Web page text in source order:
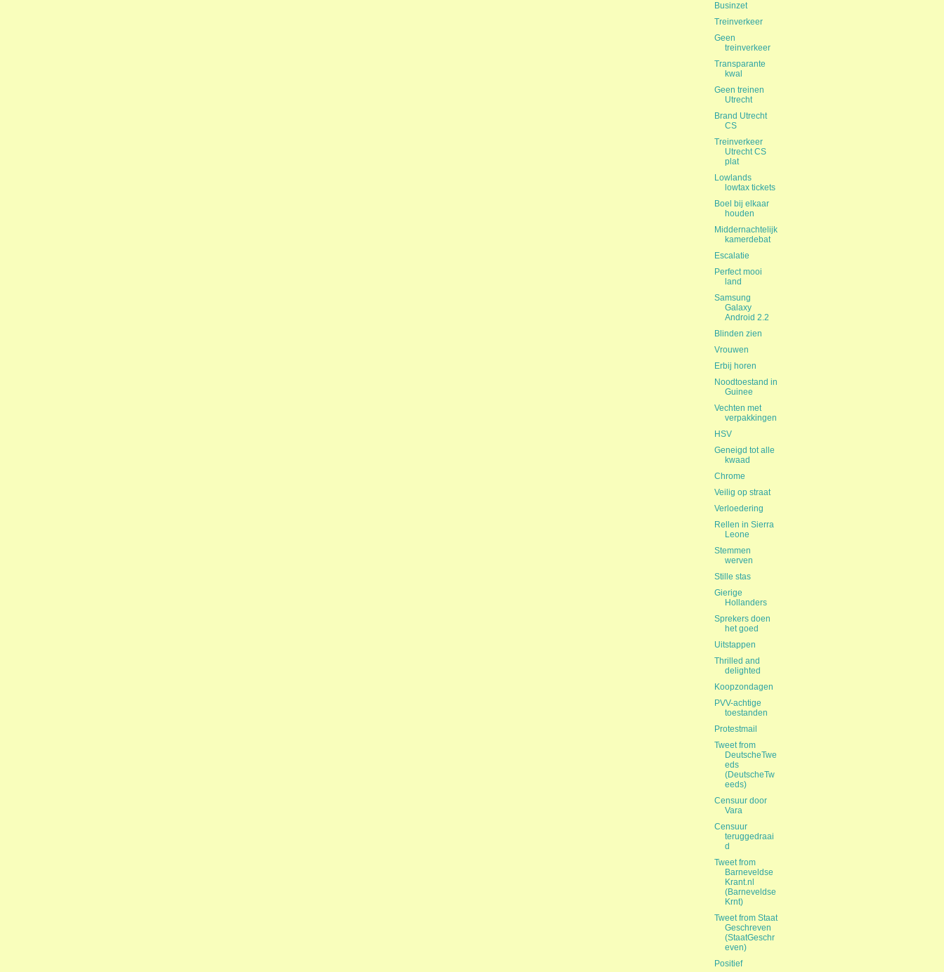
Businzet
Treinverkeer
Geen
treinverkeer
Transparante
kwal
Geen treinen
Utrecht
Brand Utrecht
CS
Treinverkeer
Utrecht CS
plat
Lowlands
lowtax tickets
Boel bij elkaar
houden
Middernachtelijk
kamerdebat
Escalatie
Perfect mooi
land
Samsung
Galaxy
Android 2.2
Blinden zien
Vrouwen
Erbij horen
Noodtoestand in
Guinee
Vechten met
verpakkingen
HSV
Geneigd tot alle
kwaad
Chrome
Veilig op straat
Verloedering
Rellen in Sierra
Leone
Stemmen
werven
Stille stas
Gierige
Hollanders
Sprekers doen
het goed
Uitstappen
Thrilled and
delighted
Koopzondagen
PVV-achtige
toestanden
Protestmail
Tweet from
DeutscheTwe
eds
(DeutscheTw
eeds)
Censuur door
Vara
Censuur
teruggedraai
d
Tweet from
Barneveldse
Krant.nl
(Barneveldse
Krnt)
Tweet from Staat
Geschreven
(StaatGeschr
even)
Positief